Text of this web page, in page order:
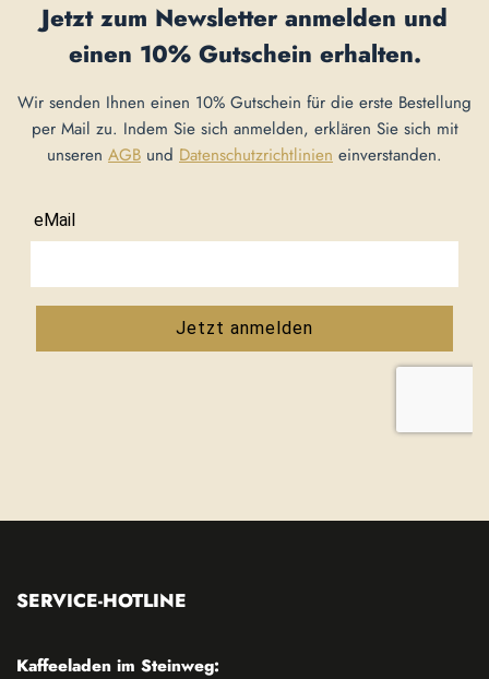
Jetzt zum Newsletter anmelden und
einen 10% Gutschein erhalten.
Wir senden Ihnen einen 10% Gutschein für die erste Bestellung
per Mail zu. Indem Sie sich anmelden, erklären Sie sich mit
unseren AGB und Datenschutzrichtlinien einverstanden.
SERVICE-HOTLINE
Kaffeeladen im Steinweg: